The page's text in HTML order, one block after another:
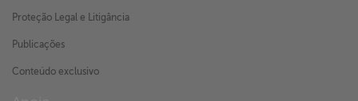
Proteção Legal e Litigância
Publicações
Conteúdo exclusivo